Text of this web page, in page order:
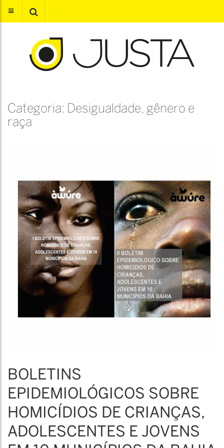
Categoria: Desigualdade, gênero e
raça
BOLETINS
EPIDEMIOLÓGICOS SOBRE
HOMICÍDIOS DE CRIANÇAS,
ADOLESCENTES E JOVENS